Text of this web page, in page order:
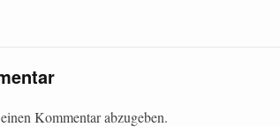
Kommentar abzugeben.